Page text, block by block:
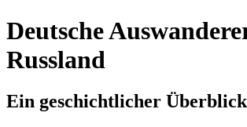
Deutsche
Russland
Ein geschichtlicher Überblick